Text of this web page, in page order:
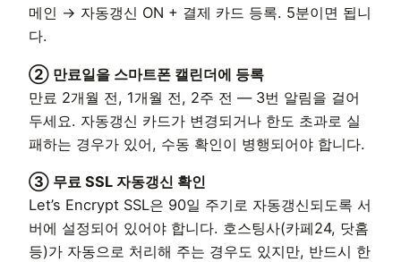
메인 → 자동갱신 ON + 결제 카드 등록. 5분이면 됩니
다.
② 만료일을 스마트폰 캘린더에 등록
만료 2개월 전, 1개월 전, 2주 전 — 3번 알림을 걸어
두세요. 자동갱신 카드가 변경되거나 한도 초과로 실
패하는 경우가 있어, 수동 확인이 병행되어야 합니다.
③ 무료 SSL 자동갱신 확인
Let’s Encrypt SSL은 90일 주기로 자동갱신되도록 서
버에 설정되어 있어야 합니다. 호스팅사(카페24, 닷홈
등)가 자동으로 처리해 주는 경우도 있지만, 반드시 한